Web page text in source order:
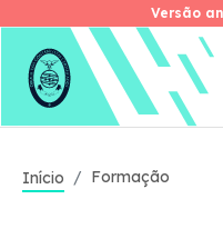
Versão
Versão
Início Formação